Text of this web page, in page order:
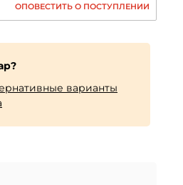
ОПОВЕСТИТЬ О ПОСТУПЛЕНИИ
варианты